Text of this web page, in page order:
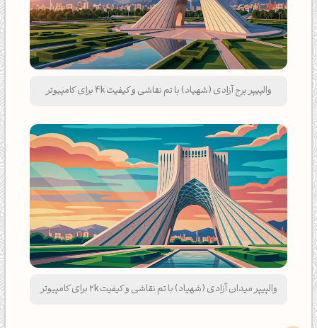
والپیپر برج آزادی (شهیاد) با تم نقاشی و کیفیت 4k برای کامپیوتر
والپیپر میدان آزادی (شهیاد) با تم نقاشی و کیفیت 2k برای کامپیوتر